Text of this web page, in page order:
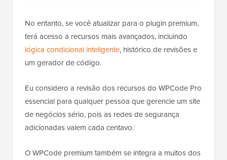
No entanto, se você atualizar para o plugin premium,
terá acesso a recursos mais avançados, incluindo
lógica condicional inteligente, histórico de revisões e
um gerador de código.
Eu considero a revisão dos recursos do WPCode Pro
essencial para qualquer pessoa que gerencie um site
de negócios sério, pois as redes de segurança
adicionadas valem cada centavo.
O WPCode premium também se integra a muitos dos